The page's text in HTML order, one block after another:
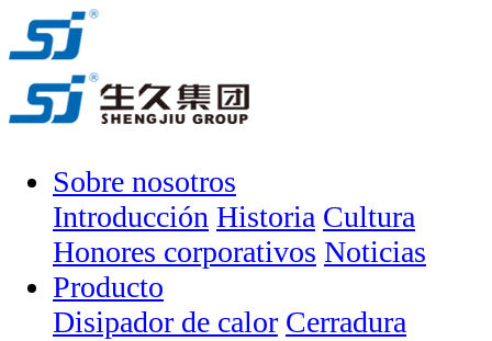
Sobre nosotros
Introducción Historia Cultura
Honores corporativos Noticias
Producto
Disipador de calor Cerradura